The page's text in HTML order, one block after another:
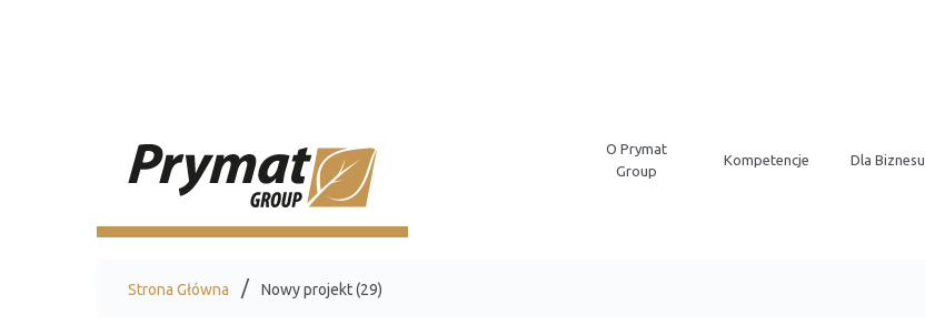
O Prymat
Group
Kompetencje Dla Biznesu
Strona Główna Nowy projekt (29)